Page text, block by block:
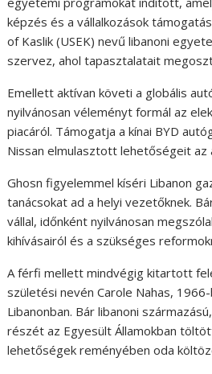
képzés és a vállalkozások
of Kaslik (USEK) nevű libanoni
szervez, ahol tapasztalatait
Emellett aktívan követi a globális
nyilvánosan véleményt formál az
piacáról. Támogatja a kínai BYD
Nissan elmulasztott lehetőségeit az
Ghosn figyelemmel kíséri Libanon
tanácsokat ad a helyi vezetőknek.
vállal, időnként nyilvánosan
kihívásairól és a szükséges
A férfi mellett mindvégig kitartott
születési nevén Carole Nahas,
Libanonban. Bár libanoni
részét az Egyesült Államokban
lehetőségek reményében oda